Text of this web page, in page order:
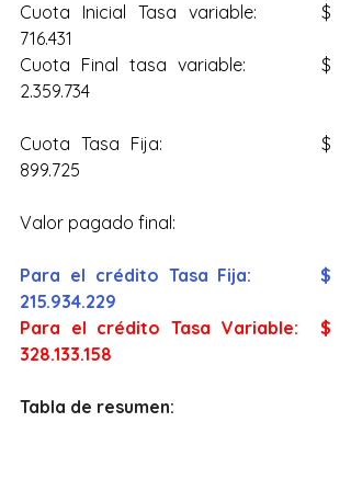
Cuota Inicial Tasa variable: 	$
716.431
Cuota Final tasa variable: 		$
2.359.734
Cuota Tasa Fija: 			$
899.725
Valor pagado final:
Para el crédito Tasa Fija: 		$
215.934.229
Para el crédito Tasa Variable: 	$
328.133.158
Tabla de resumen: